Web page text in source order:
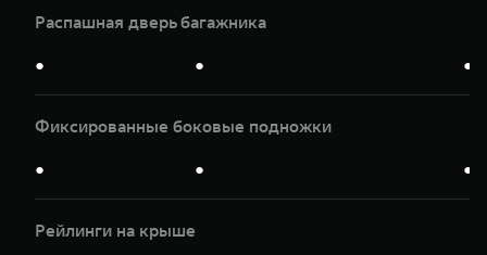
Распашная дверь багажника
● ● ●
Фиксированные боковые подножки
● ● ●
Рейлинги на крыше